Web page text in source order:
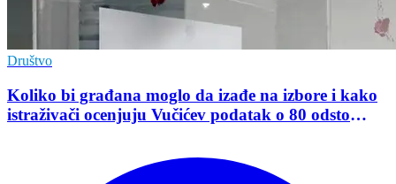
Društvo
Koliko bi građana moglo da izađe na izbore i kako
istraživači ocenjuju Vučićev podatak o 80 odsto